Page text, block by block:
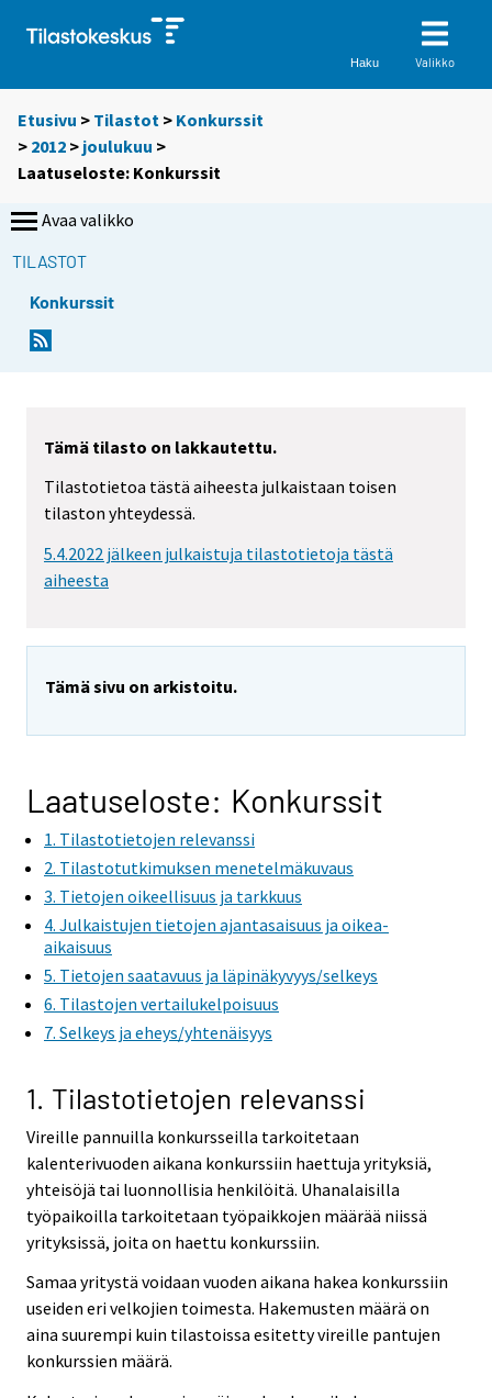
Haku Valikko
Etusivu > Tilastot > Konkurssit
> 2012 > joulukuu >
Laatuseloste: Konkurssit
Avaa valikko
TILASTOT
Konkurssit
Tämä tilasto on lakkautettu.
Tilastotietoa tästä aiheesta julkaistaan toisen
tilaston yhteydessä.
5.4.2022 jälkeen julkaistuja tilastotietoja tästä
aiheesta
Tämä sivu on arkistoitu.
Laatuseloste: Konkurssit
1. Tilastotietojen relevanssi
2. Tilastotutkimuksen menetelmäkuvaus
3. Tietojen oikeellisuus ja tarkkuus
4. Julkaistujen tietojen ajantasaisuus ja oikea-
aikaisuus
5. Tietojen saatavuus ja läpinäkyvyys/selkeys
6. Tilastojen vertailukelpoisuus
7. Selkeys ja eheys/yhtenäisyys
1. Tilastotietojen relevanssi
Vireille pannuilla konkursseilla tarkoitetaan
kalenterivuoden aikana konkurssiin haettuja yrityksiä,
yhteisöjä tai luonnollisia henkilöitä. Uhanalaisilla
työpaikoilla tarkoitetaan työpaikkojen määrää niissä
yrityksissä, joita on haettu konkurssiin.
Samaa yritystä voidaan vuoden aikana hakea konkurssiin
useiden eri velkojien toimesta. Hakemusten määrä on
aina suurempi kuin tilastoissa esitetty vireille pantujen
konkurssien määrä.